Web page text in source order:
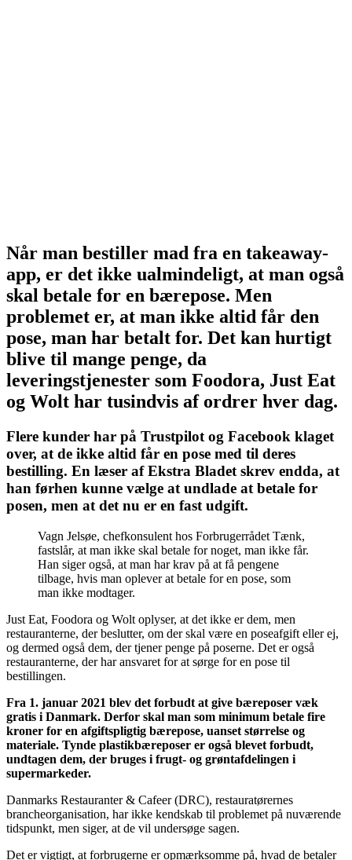
Når man bestiller mad fra en takeaway-
app, er det ikke ualmindeligt, at man også
skal betale for en bærepose. Men
problemet er, at man ikke altid får den
pose, man har betalt for. Det kan hurtigt
blive til mange penge, da
leveringstjenester som Foodora, Just Eat
og Wolt har tusindvis af ordrer hver dag.
Flere kunder har på Trustpilot og Facebook klaget
over, at de ikke altid får en pose med til deres
bestilling. En læser af Ekstra Bladet skrev endda, at
han førhen kunne vælge at undlade at betale for
posen, men at det nu er en fast udgift.
Vagn Jelsøe, chefkonsulent hos Forbrugerrådet Tænk,
fastslår, at man ikke skal betale for noget, man ikke får.
Han siger også, at man har krav på at få pengene
tilbage, hvis man oplever at betale for en pose, som
man ikke modtager.
Just Eat, Foodora og Wolt oplyser, at det ikke er dem, men
restauranterne, der beslutter, om der skal være en poseafgift eller ej,
og dermed også dem, der tjener penge på poserne. Det er også
restauranterne, der har ansvaret for at sørge for en pose til
bestillingen.
Fra 1. januar 2021 blev det forbudt at give bæreposer væk
gratis i Danmark. Derfor skal man som minimum betale fire
kroner for en afgiftspligtig bærepose, uanset størrelse og
materiale. Tynde plastikbæreposer er også blevet forbudt,
undtagen dem, der bruges i frugt- og grøntafdelingen i
supermarkeder.
Danmarks Restauranter & Cafeer (DRC), restauratørernes
brancheorganisation, har ikke kendskab til problemet på nuværende
tidspunkt, men siger, at de vil undersøge sagen.
Det er vigtigt, at forbrugerne er opmærksomme på, hvad de betaler